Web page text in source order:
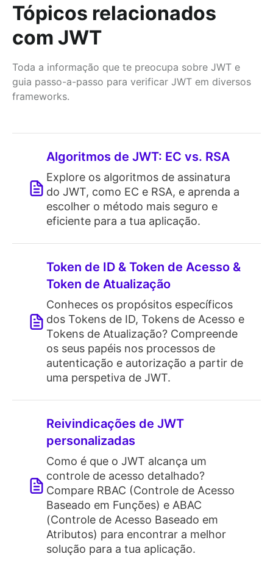
Tópicos relacionados
com JWT
Toda a informação que te preocupa sobre JWT e
guia passo-a-passo para verificar JWT em diversos
frameworks.
Algoritmos de JWT: EC vs. RSA
Explore os algoritmos de assinatura
do JWT, como EC e RSA, e aprenda a
escolher o método mais seguro e
eficiente para a tua aplicação.
Token de ID & Token de Acesso &
Token de Atualização
Conheces os propósitos específicos
dos Tokens de ID, Tokens de Acesso e
Tokens de Atualização? Compreende
os seus papéis nos processos de
autenticação e autorização a partir de
uma perspetiva de JWT.
Reivindicações de JWT
personalizadas
Como é que o JWT alcança um
controle de acesso detalhado?
Compare RBAC (Controle de Acesso
Baseado em Funções) e ABAC
(Controle de Acesso Baseado em
Atributos) para encontrar a melhor
solução para a tua aplicação.